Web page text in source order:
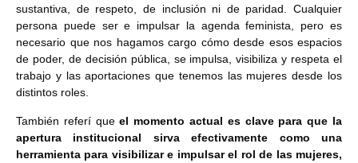
sustantiva, de respeto, de inclusión ni de paridad. Cualquier
persona puede ser e impulsar la agenda feminista, pero es
necesario que nos hagamos cargo cómo desde esos espacios
de poder, de decisión pública, se impulsa, visibiliza y respeta el
trabajo y las aportaciones que tenemos las mujeres desde los
distintos roles.
También referí queel momento actual es clave para que la
apertura institucional sirva efectivamente como una
herramienta para visibilizar e impulsar el rol de las mujeres,